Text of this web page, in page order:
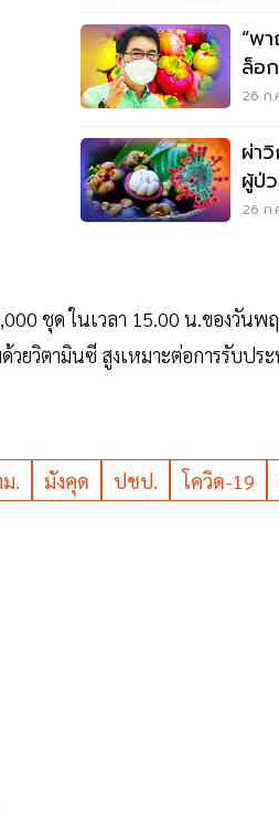
“พา
ล็อ
26 ก.
ผ่า
ผู้ป่
26 ก.
ชุด ในเวลา 15.00 น.ของวั
ยวิตามินซี สูงเหมาะต่อการรับป
. มังคุด ปชป. โควิด-19